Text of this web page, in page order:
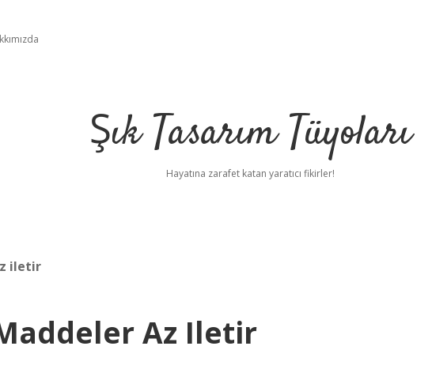
Şık Tasarım Tüyoları
Hayatına zarafet katan yaratıcı fikirler!
iletir
Az Iletir